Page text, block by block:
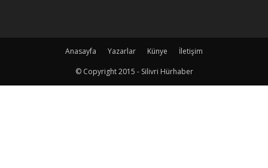
Anasayfa Yazarlar Künye
İletişim
© Copyright 2015 - Silivri Hürhaber